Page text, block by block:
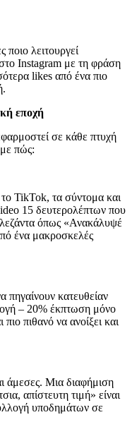
ποιο λειτουργεί
Instagram με τη φράση
likes από ένα πιο
εποχή
σε κάθε πτυχή
πώς:
TikTok, τα σύντομα και
15 δευτερολέπτων που
όπως «Ανακάλυψέ
ένα μακροσκελές
πηγαίνουν κατευθείαν
– 20% έκπτωση μόνο
πιθανό να ανοίξει και
άμεσες. Μια διαφήμιση
απίστευτη τιμή» είναι
υποδημάτων σε